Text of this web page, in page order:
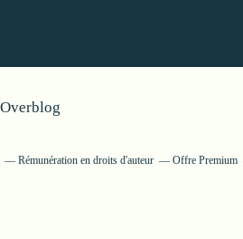
Overblog
Rémunération en droits d'auteur Offre Premium